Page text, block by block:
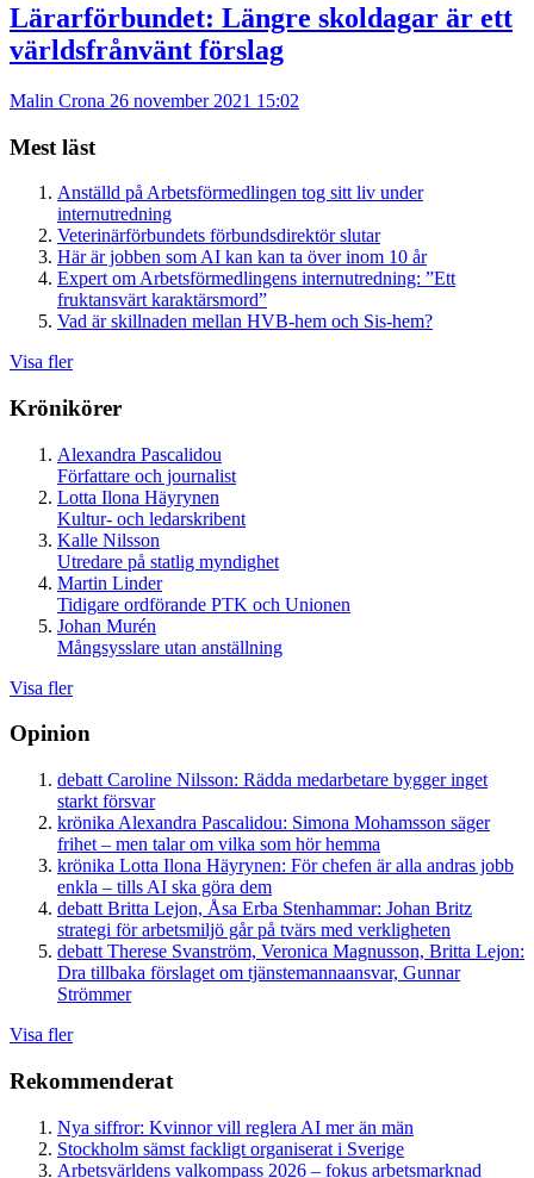
Lärarförbundet: Längre skoldagar är ett
världsfrånvänt förslag
Malin Crona 26 november 2021 15:02
Mest läst
Anställd på Arbetsförmedlingen tog sitt liv under
internutredning
Veterinärförbundets förbundsdirektör slutar
Här är jobben som AI kan kan ta över inom 10 år
Expert om Arbetsförmedlingens internutredning: ”Ett
fruktansvärt karaktärsmord”
Vad är skillnaden mellan HVB-hem och Sis-hem?
Visa fler
Krönikörer
Alexandra Pascalidou
Författare och journalist
Lotta Ilona Häyrynen
Kultur- och ledarskribent
Kalle Nilsson
Utredare på statlig myndighet
Martin Linder
Tidigare ordförande PTK och Unionen
Johan Murén
Mångsysslare utan anställning
Visa fler
Opinion
debatt Caroline Nilsson: Rädda medarbetare bygger inget
starkt försvar
krönika Alexandra Pascalidou: Simona Mohamsson säger
frihet – men talar om vilka som hör hemma
krönika Lotta Ilona Häyrynen: För chefen är alla andras jobb
enkla – tills AI ska göra dem
debatt Britta Lejon, Åsa Erba Stenhammar: Johan Britz
strategi för arbetsmiljö går på tvärs med verkligheten
debatt Therese Svanström, Veronica Magnusson, Britta Lejon:
Dra tillbaka förslaget om tjänstemannaansvar, Gunnar
Strömmer
Visa fler
Rekommenderat
Nya siffror: Kvinnor vill reglera AI mer än män
Stockholm sämst fackligt organiserat i Sverige
Arbetsvärldens valkompass 2026 – fokus arbetsmarknad